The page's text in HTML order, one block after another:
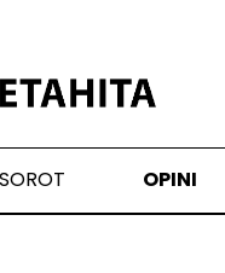
SOROT OPINI